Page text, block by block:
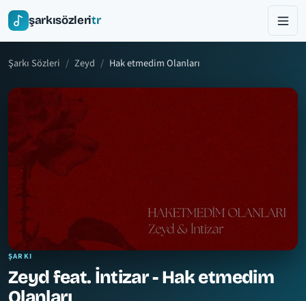
şarkısözleritr
Şarkı Sözleri Zeyd Hak etmedim Olanları
ŞARKI
Zeyd feat. İntizar - Hak etmedim